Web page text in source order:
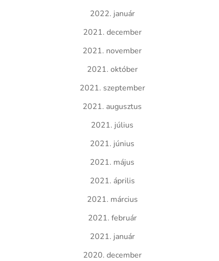
2022. január
2021. december
2021. november
2021. október
2021. szeptember
2021. augusztus
2021. július
2021. június
2021. május
2021. április
2021. március
2021. február
2021. január
2020. december